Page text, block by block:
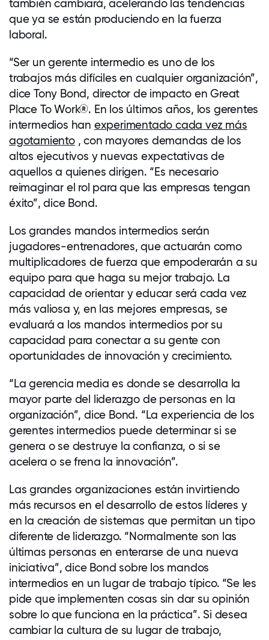
también cambiará, acelerando las tendencias
que ya se están produciendo en la fuerza
laboral.
“Ser un gerente intermedio es uno de los
trabajos más difíciles en cualquier organización”,
dice Tony Bond, director de impacto en Great
Place To Work®. En los últimos años, los gerentes
intermedios han experimentado cada vez más
agotamiento, con mayores demandas de los
altos ejecutivos y nuevas expectativas de
aquellos a quienes dirigen. “Es necesario
reimaginar el rol para que las empresas tengan
éxito”, dice Bond.
Los grandes mandos intermedios serán
jugadores-entrenadores, que actuarán como
multiplicadores de fuerza que empoderarán a su
equipo para que haga su mejor trabajo. La
capacidad de orientar y educar será cada vez
más valiosa y, en las mejores empresas, se
evaluará a los mandos intermedios por su
capacidad para conectar a su gente con
oportunidades de innovación y crecimiento.
“La gerencia media es donde se desarrolla la
mayor parte del liderazgo de personas en la
organización”, dice Bond. “La experiencia de los
gerentes intermedios puede determinar si se
genera o se destruye la confianza, o si se
acelera o se frena la innovación”.
Las grandes organizaciones están invirtiendo
más recursos en el desarrollo de estos líderes y
en la creación de sistemas que permitan un tipo
diferente de liderazgo. “Normalmente son las
últimas personas en enterarse de una nueva
iniciativa”, dice Bond sobre los mandos
intermedios en un lugar de trabajo típico. “Se les
pide que implementen cosas sin dar su opinión
sobre lo que funciona en la práctica”. Si desea
cambiar la cultura de su lugar de trabajo,